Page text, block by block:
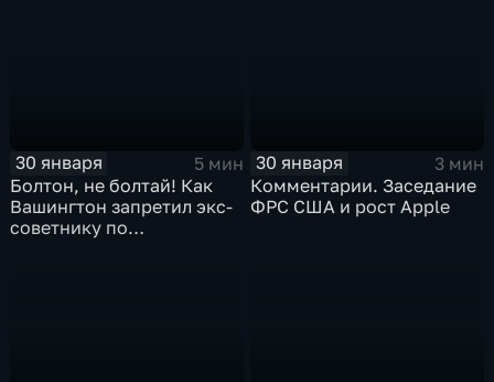
30 января
5 мин
Болтон, не болтай! Как
Вашингтон запретил экс-
советнику по
30 января
3 мин
Комментарии. Заседание
ФРС США и рост Apple